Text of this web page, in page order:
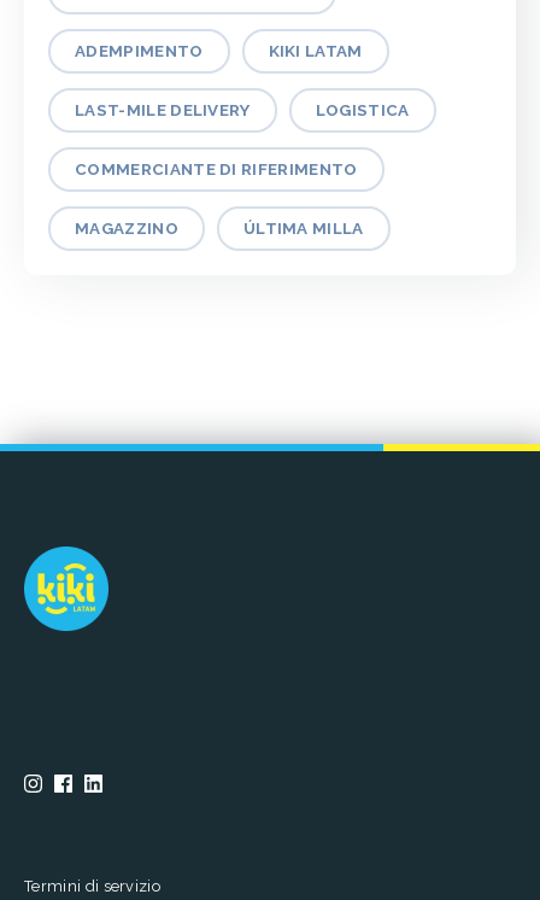
ADEMPIMENTO KIKI LATAM
LAST-MILE DELIVERY LOGISTICA
COMMERCIANTE DI RIFERIMENTO
MAGAZZINO ÚLTIMA MILLA
Termini di servizio